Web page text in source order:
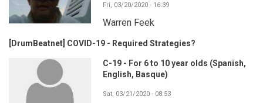
Fri, 03/20/2020 - 16:39
Warren Feek
[DrumBeatnet] COVID-19 - Required Strategies?
C-19 - For 6 to 10 year olds (Spanish,
English, Basque)
Sat, 03/21/2020 - 08:53